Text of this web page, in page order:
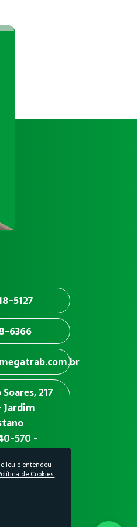
5127
6366
217
Jardim
570 -
SP
leu e entendeu
de Cookies.